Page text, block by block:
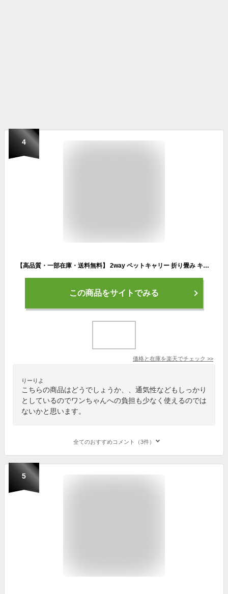
4
【高品質・一部在庫・送料無料】 2way ペットキャリー 折り畳み キャスター付き 犬 犬用キャリーバッグ キャリーカート 手提げ 中型犬 大型犬対応 犬 鞄 収納 車載 省スペース 猫用お出かけ専用 耐荷重15kg レッド ブルー GLAY 3色あり 在庫
この商品をサイトでみる
価格と在庫を楽天でチェック >>
りーりよ
こちらの商品はどうでしょうか、、通気性などもしっかり
としているのでワンちゃんへの負担も少なく使えるのでは
ないかと思います。
全てのおすすめコメント（3件）
5